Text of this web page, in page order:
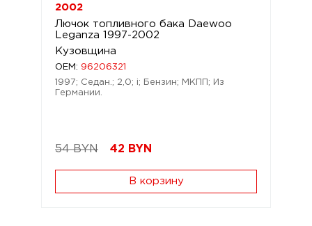
2002
Лючок топливного бака Daewoo
Leganza 1997-2002
Кузовщина
OEM: 96206321
1997; Седан.; 2,0; i; Бензин; МКПП; Из
Германии.
54 BYN 42 BYN
В корзину